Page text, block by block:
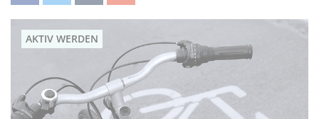
teilentwittern teilen teilen
AKTIV WERDEN